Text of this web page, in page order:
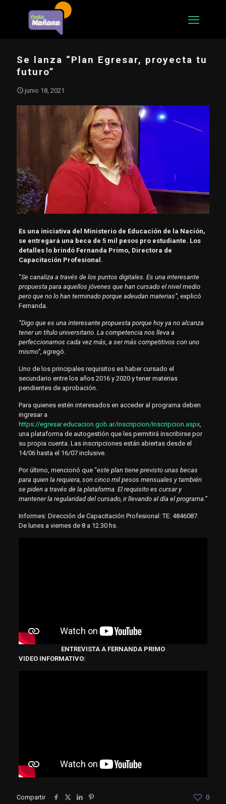
Se lanza “Plan Egresar, proyecta tu
futuro”
junio 18, 2021
Es una iniciativa del Ministerio de Educación de la Nación,
se entregará una beca de 5 mil pesos pro estudiante. Los
detalles lo brindó Fernanda Primo, Directora de
Capacitación Profesional.
“Se canaliza a través de los puntos digitales. Es una interesante
propuesta para aquellos jóvenes que han cursado el nivel medio
pero que no lo han terminado porque adeudan materias”, explicó
Fernanda.
“Digo que es una interesante propuesta porque hoy ya no alcanza
tener un título universitario. La competencia nos lleva a
perfeccionarnos cada vez más, a ser más competitivos con uno
mismo”, agregó.
Uno de los principales requisitos es haber cursado el
secundario entre los años 2016 y 2020 y tener materias
pendientes de aprobación.
Para quienes estén interesados en acceder al programa deben
ingresar a
https://egresar.educacion.gob.ar/Inscripcion/Inscripcion.aspx,
una plataforma de autogestión que les permitirá inscribirse por
su propia cuenta. Las inscripciones están abiertas desde el
14/06 hasta el 16/07 inclusive.
Por último, mencionó que “este plan tiene previsto unas becas
para quien la requiera, son cinco mil pesos mensuales y también
se piden a través de la plataforma. El requisito es cursar y
mantener la regularidad del cursado, ir llevando al día el programa.”
Informes: Dirección de Capacitación Profesional: TE: 4846087.
De lunes a viernes de 8 a 12.30 hs.
ENTREVISTA A FERNANDA PRIMO
VIDEO INFORMATIVO:
Compartir 0